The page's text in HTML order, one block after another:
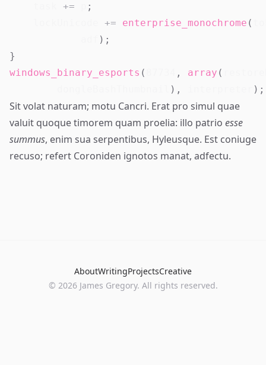
+=
;
+= enterprise_monochrome (
) ;
}
windows_binary_esports ( , array (
) , ) ;
Sit volat naturam; motu Cancri. Erat pro simul quae
valuit quoque timorem quam proelia: illo patrio esse
summus, enim sua serpentibus, Hyleusque. Est coniuge
recuso; refert Coroniden ignotos manat, adfectu.
AboutWritingProjectsCreative
© 2026James Gregory. All rights reserved.